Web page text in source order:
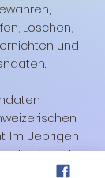
Löschen,
und
Im Uebrigen
sofern die
-